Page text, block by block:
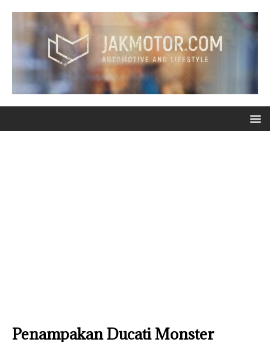
Penampakan Ducati Monster